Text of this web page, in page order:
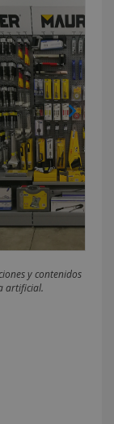
y contenidos
artificial.